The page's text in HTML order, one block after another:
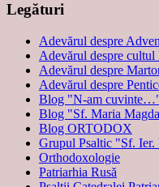
Legături
Adevărul despre
Adevărul despre cultul
Adevărul despre
Adevărul despre
Blog "N-am
Blog "Sf. Maria
Blog ORTODOX
Grupul Psaltic "Sf.
Orthodoxologie
Patriarhia Rusă